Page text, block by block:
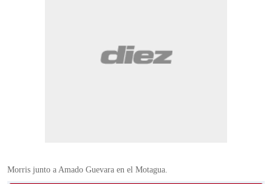
Morris junto a Amado Guevara en el Motagua.